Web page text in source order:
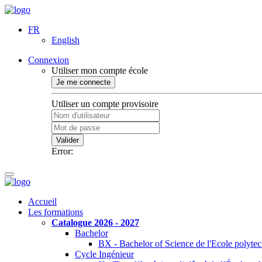
FR
English
Connexion
Utiliser mon compte école
Je me connecte
Utiliser un compte provisoire
Valider
Error:
Accueil
Les formations
Catalogue 2026 - 2027
Bachelor
BX - Bachelor of Science de l'Ecole
Cycle Ingénieur